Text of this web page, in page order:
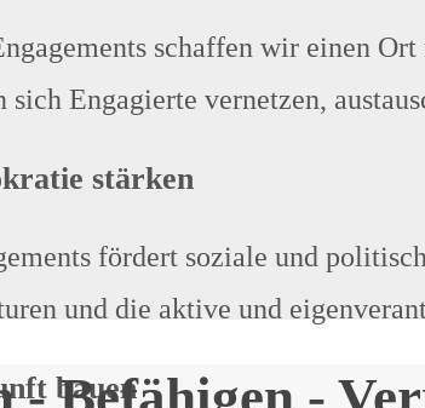
schaffen wir einen
Engagierte vernetzen,
stärken
fördert soziale und
und die aktive und
bauen